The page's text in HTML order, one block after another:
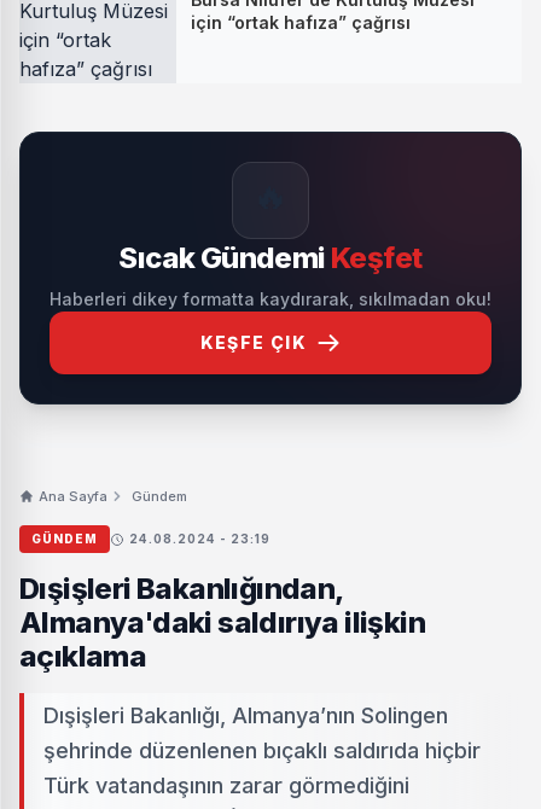
için “ortak hafıza” çağrısı
Sıcak Gündemi Keşfet
Haberleri dikey formatta kaydırarak, sıkılmadan oku!
KEŞFE ÇIK
Ana Sayfa Gündem
GÜNDEM 24.08.2024 - 23:19
Dışişleri Bakanlığından,
Almanya'daki saldırıya ilişkin
açıklama
Dışişleri Bakanlığı, Almanya’nın Solingen
şehrinde düzenlenen bıçaklı saldırıda hiçbir
Türk vatandaşının zarar görmediğini